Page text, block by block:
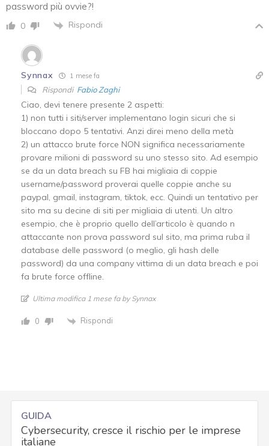
password più ovvie?!
0 Rispondi
Synnax 1 mese fa
Rispondi Fabio Zaghi
Ciao, devi tenere presente 2 aspetti:
1) non tutti i siti/server implementano login sicuri che si
bloccano dopo 5 tentativi. Anzi direi meno della metà
2) un attacco brute force NON significa necessariamente
provare milioni di password su uno stesso sito. Ad esempio
se da un data breach su FB hai migliaia di coppie
username/password proverai quelle coppie anche su
paypal, gmail, instagram, tiktok, ecc. Quindi un tentativo per
sito ma su decine di siti per migliaia di utenti. Un altro
esempio, che è proprio quello dell’articolo è quando n
attaccante non prova password sul sito, ma prima ruba il
database delle password (o meglio, gli hash delle
password) da una company vittima di un data breach e poi
fa brute force offline.
Ultima modifica 1 mese fa by Synnax
0 Rispondi
GUIDA
Cybersecurity, cresce il rischio per le imprese
italiane